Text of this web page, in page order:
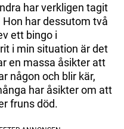
har verkligen tagit
har dessutom två
ett bingo i
i min situation är det
en massa åsikter att
någon och blir kär,
har åsikter om att
fruns död.